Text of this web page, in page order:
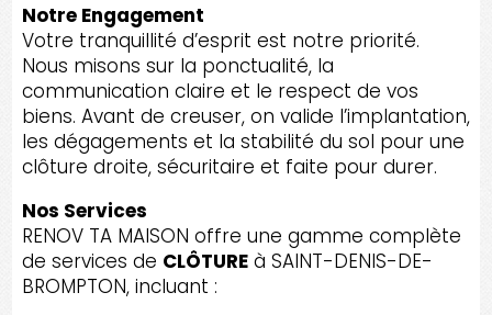
Notre Engagement
Votre tranquillité d’esprit est notre priorité.
Nous misons sur la ponctualité, la
communication claire et le respect de vos
biens. Avant de creuser, on valide l’implantation,
les dégagements et la stabilité du sol pour une
clôture droite, sécuritaire et faite pour durer.
Nos Services
RENOV TA MAISON offre une gamme complète
de services de CLÔTUREà SAINT-DENIS-DE-
BROMPTON, incluant :